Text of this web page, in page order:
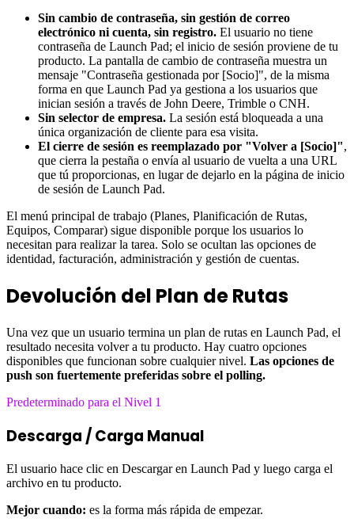
Sin cambio de contraseña, sin gestión de correo
electrónico ni cuenta, sin registro. El usuario no tiene
contraseña de Launch Pad; el inicio de sesión proviene de tu
producto. La pantalla de cambio de contraseña muestra un
mensaje "Contraseña gestionada por [Socio]", de la misma
forma en que Launch Pad ya gestiona a los usuarios que
inician sesión a través de John Deere, Trimble o CNH.
Sin selector de empresa. La sesión está bloqueada a una
única organización de cliente para esa visita.
El cierre de sesión es reemplazado por "Volver a [Socio]",
que cierra la pestaña o envía al usuario de vuelta a una URL
que tú proporcionas, en lugar de dejarlo en la página de inicio
de sesión de Launch Pad.
El menú principal de trabajo (Planes, Planificación de Rutas,
Equipos, Comparar) sigue disponible porque los usuarios lo
necesitan para realizar la tarea. Solo se ocultan las opciones de
identidad, facturación, administración y gestión de cuentas.
Devolución del Plan de Rutas
Una vez que un usuario termina un plan de rutas en Launch Pad, el
resultado necesita volver a tu producto. Hay cuatro opciones
disponibles que funcionan sobre cualquier nivel. Las opciones de
push son fuertemente preferidas sobre el polling.
Predeterminado para el Nivel 1
Descarga / Carga Manual
El usuario hace clic en Descargar en Launch Pad y luego carga el
archivo en tu producto.
Mejor cuando: es la forma más rápida de empezar.